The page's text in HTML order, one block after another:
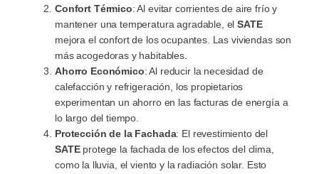
Confort Térmico: Al evitar corrientes de aire frío y
mantener una temperatura agradable, elSATE
mejora el confort de los ocupantes. Las viviendas son
más acogedoras y habitables.
Ahorro Económico: Al reducir la necesidad de
calefacción y refrigeración, los propietarios
experimentan un ahorro en las facturas de energía a
lo largo del tiempo.
Protección de la Fachada: El revestimiento del
SATE protege la fachada de los efectos del clima,
como la lluvia, el viento y la radiación solar. Esto